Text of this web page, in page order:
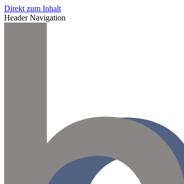
Direkt zum Inhalt
Header Navigation